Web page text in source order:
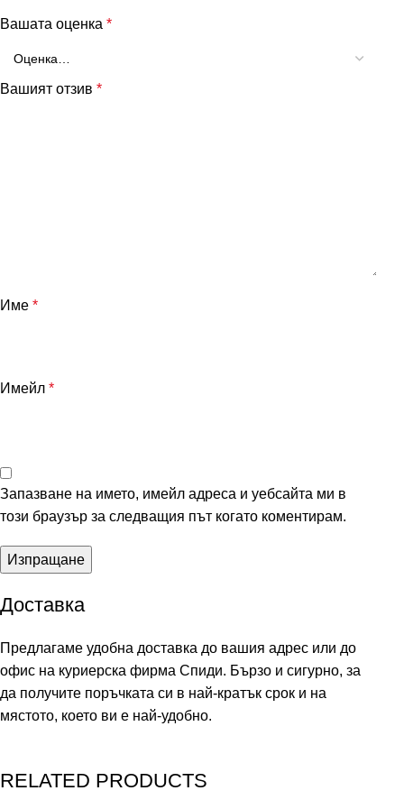
Вашата оценка*
Вашият отзив*
Име*
Имейл*
Запазване на името, имейл адреса и уебсайта ми в
този браузър за следващия път когато коментирам.
Доставка
Предлагаме удобна доставка до вашия адрес или до
офис на куриерска фирма Спиди. Бързо и сигурно, за
да получите поръчката си в най-кратък срок и на
мястото, което ви е най-удобно.
RELATED PRODUCTS